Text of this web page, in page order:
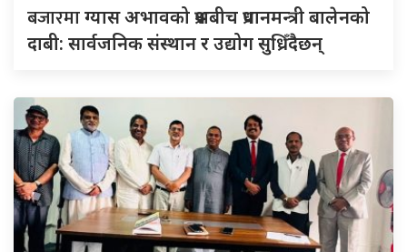
बजारमाग्यास अभावको प्रश्नबीच प्रधानमन्त्री बालेनको
दाबी: सार्वजनिक संस्थान र उद्योग सुध्रिँदैछन्